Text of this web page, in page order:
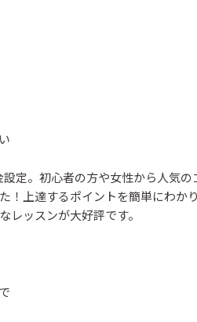
定。初心者の方や女性から人気
！上達するポイントを簡単にわか
レッスンが大好評です。